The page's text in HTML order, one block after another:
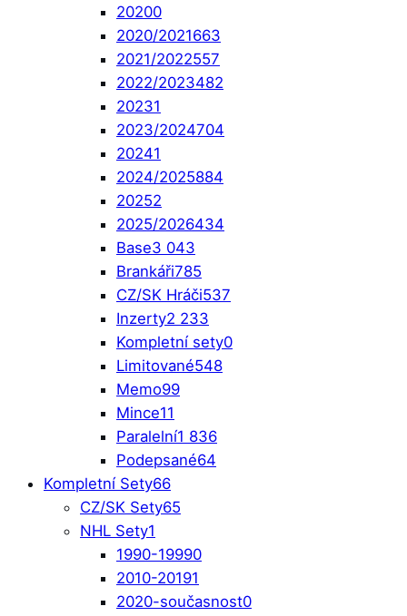
20200
2020/2021663
2021/2022557
2022/2023482
20231
2023/2024704
20241
2024/2025884
20252
2025/2026434
Base3 043
Brankáři785
CZ/SK Hráči537
Inzerty2 233
Kompletní sety0
Limitované548
Memo99
Mince11
Paralelní1 836
Podepsané64
Kompletní Sety66
CZ/SK Sety65
NHL Sety1
1990-19990
2010-20191
2020-současnost0